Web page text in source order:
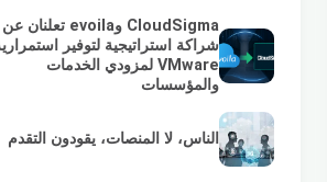
CloudSigma وevoila تعلنان عن
شراكة استراتيجية لتوفير
VMware لمزودي الخدمات
والمؤسسات
الناس، لا المنصات، يقودون التقدم